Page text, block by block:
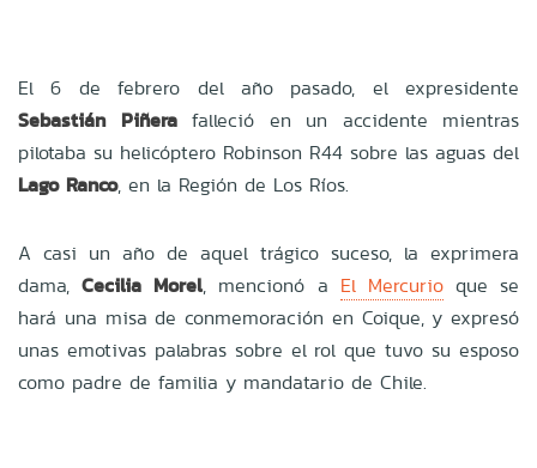
El 6 de febrero del año pasado, el expresidente
Sebastián Piñerafalleció en un accidente mientras
pilotaba su helicóptero Robinson R44 sobre las aguas del
Lago Ranco, en la Región de Los Ríos.
A casi un año de aquel trágico suceso, la exprimera
dama,Cecilia Morel, mencionó a El Mercurioque se
hará una misa de conmemoración en Coique, y expresó
unas emotivas palabras sobre el rol que tuvo su esposo
como padre de familia y mandatario de Chile.